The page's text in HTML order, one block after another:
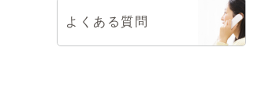
よくある質問